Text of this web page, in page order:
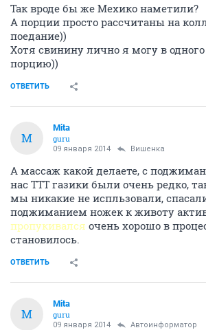
Так вроде бы же Мехико наметили?
А порции просто рассчитаны на
поедание))
Хотя свинину лично я могу в
порцию))
ОТВЕТИТЬ
M
Mita
guru
09 января 2014 Вишенка
А массаж какой делаете, с
нас ТТТ газики были очень редко,
мы никакие не испльзовали,
поджиманием ножек к животу
пропукивался очень хорошо в
становилось.
ОТВЕТИТЬ
M
Mita
guru
09 января 2014 Автоинформатор